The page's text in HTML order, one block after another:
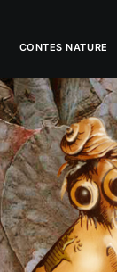
CONTES NATURE